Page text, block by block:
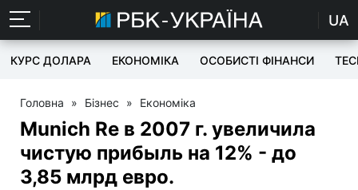
UA
КУРС ДОЛАРА ЕКОНОМІКА ОСОБИСТІ ФІНАНСИ
Головна » Бізнес » Економіка
Munich Re в 2007 г. увеличила
чистую прибыль на 12% - до
3,85 млрд евро.